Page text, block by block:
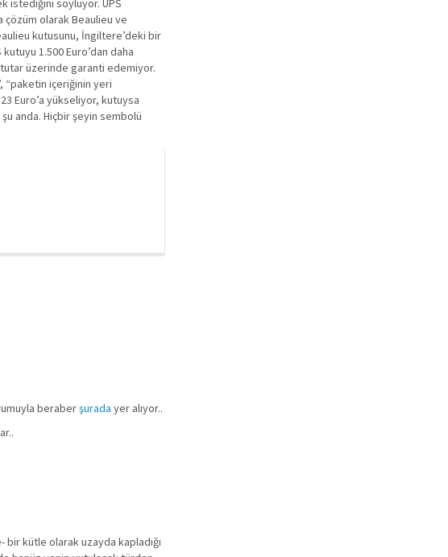
istediğini söylüyor. UPS
olarak Beaulieu ve
kutusunu, İngiltere’deki bir
1.500 Euro’dan daha
üzerinde garanti edemiyor.
“paketin içeriğinin yeri
Euro’a yükseliyor, kutuysa
anda. Hiçbir şeyin sembolü
beraberşurada yer alıyor..
kütle olarak uzayda kapladığı